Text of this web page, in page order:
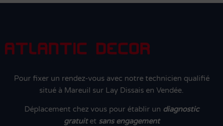
Pour fixer un rendez-vous avec notre technicien qualifié
situé à Mareuil sur Lay Dissais en Vendée.
Déplacement chez vous pour établir un diagnostic
gratuitet sans engagement